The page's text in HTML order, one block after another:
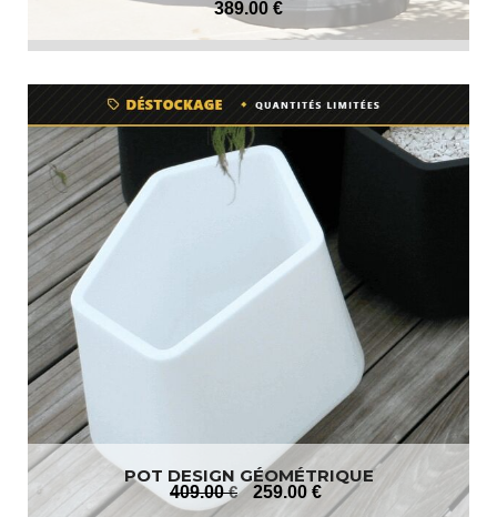
389.00 €
POT DESIGN GÉOMÉTRIQUE
409.00 € 259.00 €